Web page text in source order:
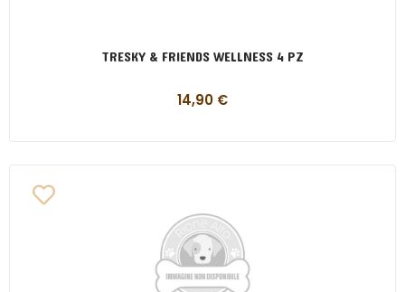
TRESKY & FRIENDS WELLNESS 4 PZ
14,90 €